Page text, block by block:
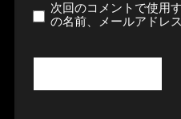
次回のコメントで使用
の名前、メールアドレ